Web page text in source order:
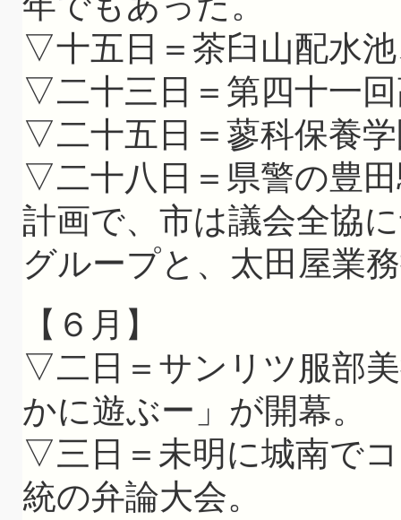
▽十五日＝茶臼山配水
▽二十三日＝第四十一
▽二十五日＝蓼科保養
▽二十八日＝県警の豊
計画で、市は議会全協
グループと、太田屋業
【６月】
▽二日＝サンリツ服部
かに遊ぶー」が開幕。
▽三日＝未明に城南で
統の弁論大会。